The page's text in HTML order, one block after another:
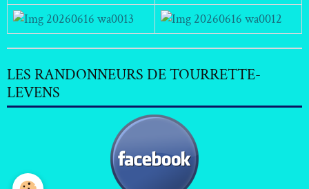
LES RANDONNEURS DE TOURRETTE-
LEVENS